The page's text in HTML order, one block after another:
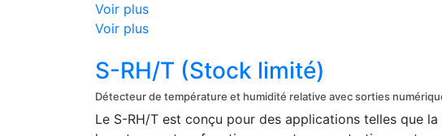
Voir plus
Voir plus
S-RH/T (Stock limité)
Détecteur de température et humidité relative avec sorties
Le S-RH/T est conçu pour des applications telles que